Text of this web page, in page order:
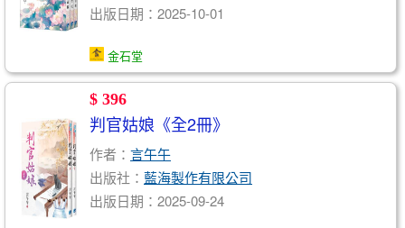
出版日期：2025-10-01
金石堂
$ 396
判官姑娘《全2冊》
作者： 言午午
出版社： 藍海製作有限公司
出版日期：2025-09-24